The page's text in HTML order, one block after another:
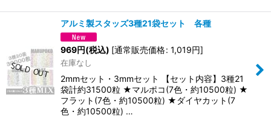
アルミ製スタッズ3種21袋セット 各種
969円(税込) [通常販売価格: 1,019円]
在庫なし
2mmセット・3mmセット 【セット内容】3種21
袋計約31500粒 ★マルポコ(7色・約10500粒) ★
フラット(7色・約10500粒) ★ダイヤカット(7
色・約10500粒) …